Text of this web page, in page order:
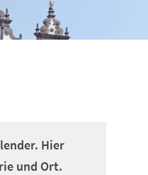
Hier
und Ort.